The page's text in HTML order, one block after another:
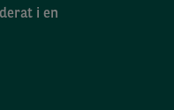
i en